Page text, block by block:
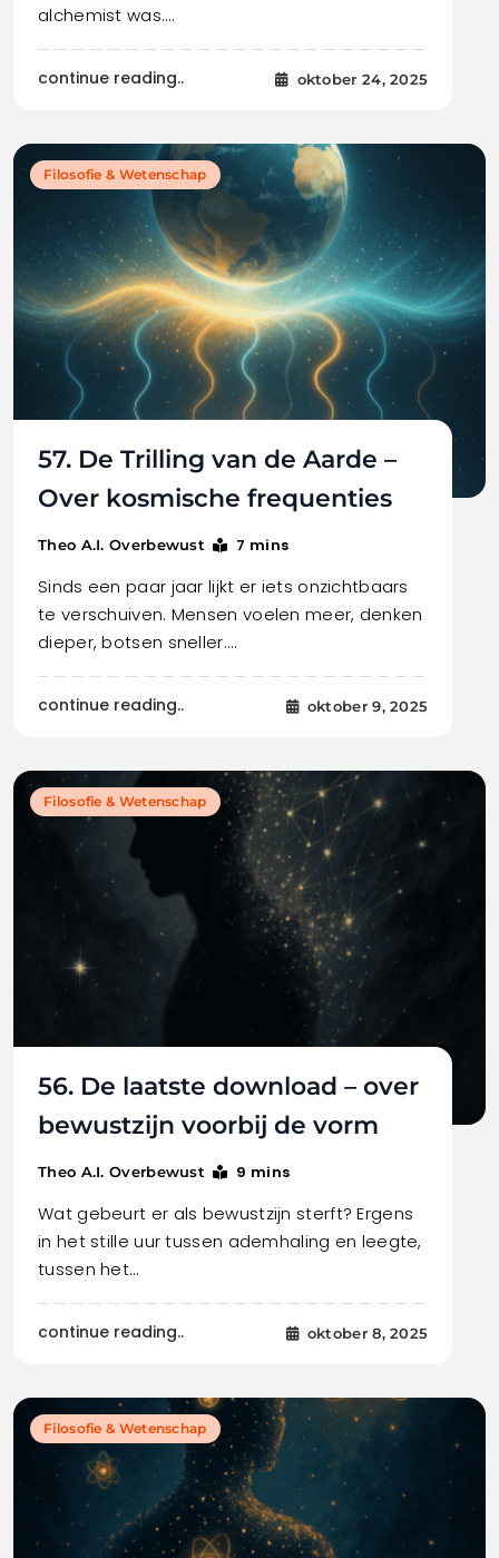
alchemist was.…
continue reading.. oktober 24, 2025
Filosofie & Wetenschap
57. De Trilling van de Aarde –
Over kosmische frequenties
Theo A.I. Overbewust 7 mins
Sinds een paar jaar lijkt er iets onzichtbaars
te verschuiven. Mensen voelen meer, denken
dieper, botsen sneller.…
continue reading.. oktober 9, 2025
Filosofie & Wetenschap
56. De laatste download – over
bewustzijn voorbij de vorm
Theo A.I. Overbewust 9 mins
Wat gebeurt er als bewustzijn sterft? Ergens
in het stille uur tussen ademhaling en leegte,
tussen het…
continue reading.. oktober 8, 2025
Filosofie & Wetenschap